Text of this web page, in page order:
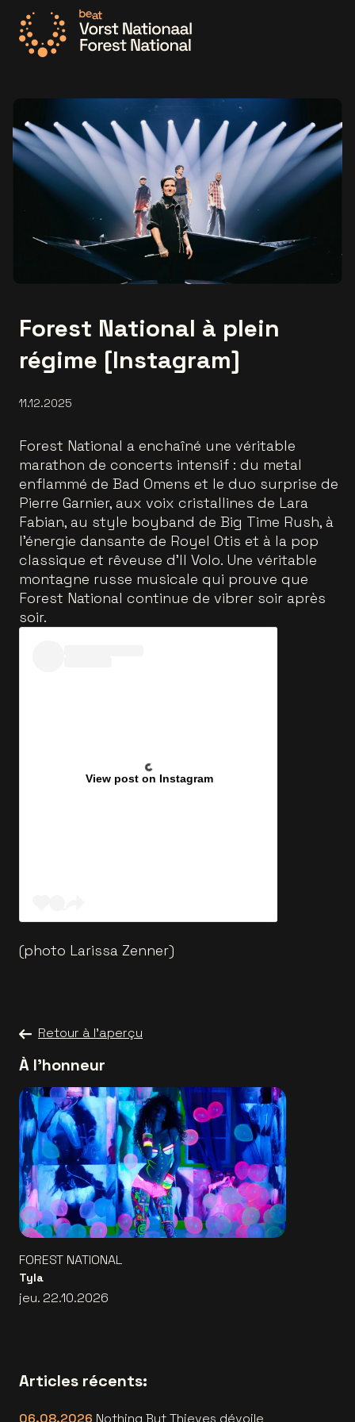
Forest National à plein
régime [Instagram]
11.12.2025
Forest National a enchaîné une véritable
marathon de concerts intensif : du metal
enflammé de Bad Omens et le duo surprise de
Pierre Garnier, aux voix cristallines de Lara
Fabian, au style boyband de Big Time Rush, à
l’énergie dansante de Royel Otis et à la pop
classique et rêveuse d’Il Volo. Une véritable
montagne russe musicale qui prouve que
Forest National continue de vibrer soir après
soir.
View post on Instagram
(photo Larissa Zenner)
Retour à l'aperçu
À l'honneur
FOREST NATIONAL
Tyla
jeu. 22.10.2026
Articles récents:
06.08.2026 Nothing But Thieves dévoile